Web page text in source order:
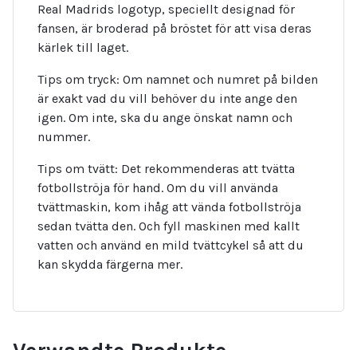
Real Madrids logotyp, speciellt designad för
fansen, är broderad på bröstet för att visa deras
kärlek till laget.
Tips om tryck: Om namnet och numret på bilden
är exakt vad du vill behöver du inte ange den
igen. Om inte, ska du ange önskat namn och
nummer.
Tips om tvätt: Det rekommenderas att tvätta
fotbollströja för hand. Om du vill använda
tvättmaskin, kom ihåg att vända fotbollströja
sedan tvätta den. Och fyll maskinen med kallt
vatten och använd en mild tvättcykel så att du
kan skydda färgerna mer.